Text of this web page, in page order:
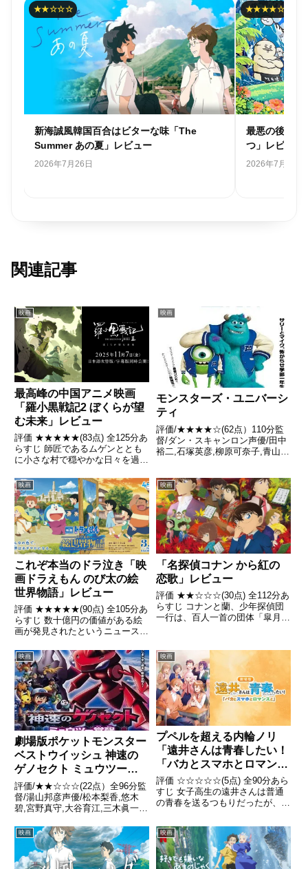
★★☆☆☆
新海誠風韓国百合はビターな味「The
Summer あの夏」レビュー
2026年7月26日
★★★★☆
最悪の後味「
つ」レビュー
2026年7月24日
関連記事
映画
最高峰の中国アニメ映画
「羅小黒戦記2 ぼくらが望
む未来」レビュー
評価 ★★★★★(83点) 全125分あ
らすじ 師匠であるムゲンととも
に小さな村で穏やかな日々を過ご
る時、とある会館への襲撃事件
が、長きにわたって保たれていた
妖精の世界の平和を脅かす。 引
用- Wikipedi...
映画
モンスターズ・ユニバーシ
ティ
評価/★★★★☆(62点）110分監
督/ダン・スキャンロン声優/田中
裕二,石塚英彦,柳原可奈子,青山
学校の授業でモンスターズ・イン
クの見学にきたマイケル・ワゾウ
スキ(マイク)は、...
映画
これぞ本当のドラ泣き「映
画ドラえもん のび太の絵
世界物語」レビュー
評価 ★★★★★(90点) 全105分あ
らすじ 数十億円の価値がある絵
画が発見されたというニュースを
取り組んでいるのび太。そんな彼
の前に、突然絵の切れ端が落ちて
くる。ひ引用- Wikipedia
映画
「名探偵コナン から紅の
恋歌」レビュー
評価 ★★☆☆☆(30点) 全112分あ
らすじ コナンと蘭、少年探偵団
一行は、百人一首の団体「皐月会
同行し、皐月会が主催する大会
「高校生皐月杯」が行われる日売
テレビを訪れていた引用...
映画
劇場版ポケットモンスター
ベストウイッシュ 神速の
ゲノセクト ミュウツー覚
醒
評価/★★☆☆☆(22点）全96分監
督/湯山邦彦声優/松本梨香,悠木
碧,宮野真守,大谷育江,三木眞一郎
はこちら あらすじイッシュ地方
を手中に収めるべく暗躍していた
組織「プラズマ団」。今ではサト
シとNらの活躍で壊...
映画
プペルを超える内輪ノリ
「遠井さんは青春したい！
「バカとスマホとロマンス
と」 」レビュー
評価 ☆☆☆☆☆(5点) 全90分あら
すじ 女子高生の遠井さんは普通
の青春を送るつもりだったが、入
ルに気に入られ、謎の「青春ロマ
ンス部」に強制的に入部させられ
てしまう 引用- Wikipedia
映画 映画